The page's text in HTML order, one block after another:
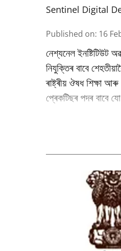
Sentinel Digital
Published on: 16
নেশ্যনেল ইনষ্টিটিউট
নিযুক্তিৰ বাবে
ৰাষ্ট্ৰীয় ঔষধ শিক্ষা
প্ৰেকটিছৰ পদৰ বাবে